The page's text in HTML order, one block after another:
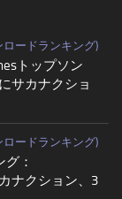
ロードランキング)
トップソン
サカナクショ
ロードランキング)
：
ナクション、3